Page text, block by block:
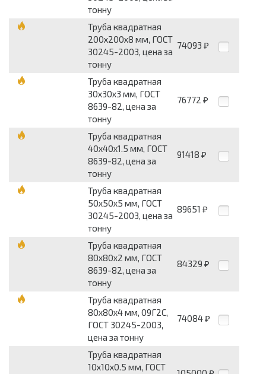
тонну
Труба квадратная
200х200х8 мм, ГОСТ
30245-2003, цена за
тонну
74093 ₽
Труба квадратная
30х30х3 мм, ГОСТ
8639-82, цена за
тонну
76772 ₽
Труба квадратная
40х40х1.5 мм, ГОСТ
8639-82, цена за
тонну
91418 ₽
Труба квадратная
50х50х5 мм, ГОСТ
30245-2003, цена за
тонну
89651 ₽
Труба квадратная
80х80х2 мм, ГОСТ
8639-82, цена за
тонну
84329 ₽
Труба квадратная
80х80х4 мм, 09Г2С,
ГОСТ 30245-2003,
цена за тонну
74084 ₽
Труба квадратная
10х10х0.5 мм, ГОСТ